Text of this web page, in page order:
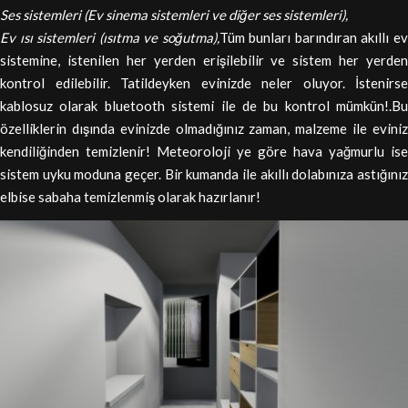
Ses sistemleri (Ev sinema sistemleri ve diğer ses sistemleri),
Ev ısı sistemleri (ısıtma ve soğutma),Tüm bunları barındıran akıllı ev
sistemine, istenilen her yerden erişilebilir ve sistem her yerden
kontrol edilebilir. Tatildeyken evinizde neler oluyor. İstenirse
kablosuz olarak bluetooth sistemi ile de bu kontrol mümkün!.Bu
özelliklerin dışında evinizde olmadığınız zaman, malzeme ile eviniz
kendiliğinden temizlenir! Meteoroloji ye göre hava yağmurlu ise
sistem uyku moduna geçer. Bir kumanda ile akıllı dolabınıza astığınız
elbise sabaha temizlenmiş olarak hazırlanır!